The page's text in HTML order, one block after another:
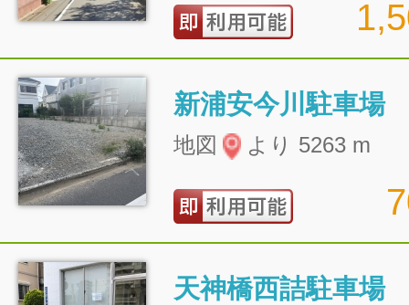
新浦安今川駐車場
地図 より 5263 m
天神橋西詰駐車場